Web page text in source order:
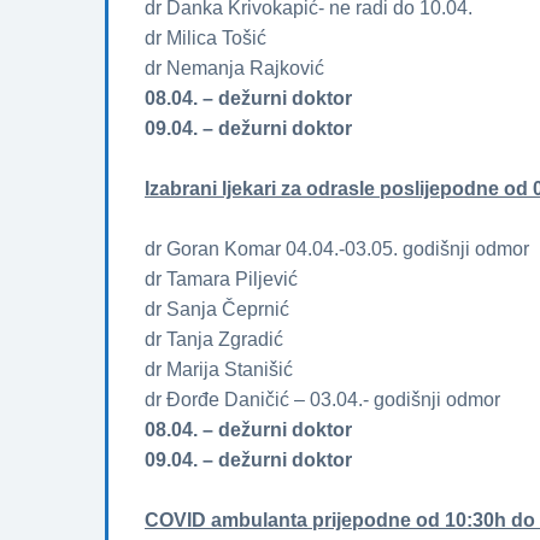
dr Danka Krivokapić- ne radi do 10.04.
dr Milica Tošić
dr Nemanja Rajković
08.04. – dežurni doktor
09.04. – dežurni doktor
Izabrani ljekari za odrasle poslijepodne od
dr Goran Komar 04.04.-03.05. godišnji odmor
dr Tamara Piljević
dr Sanja Čeprnić
dr Tanja Zgradić
dr Marija Stanišić
dr Đorđe Daničić – 03.04.- godišnji odmor
08.04. – dežurni doktor
09.04. – dežurni doktor
COVID ambulanta prijepodne od 10:30h do